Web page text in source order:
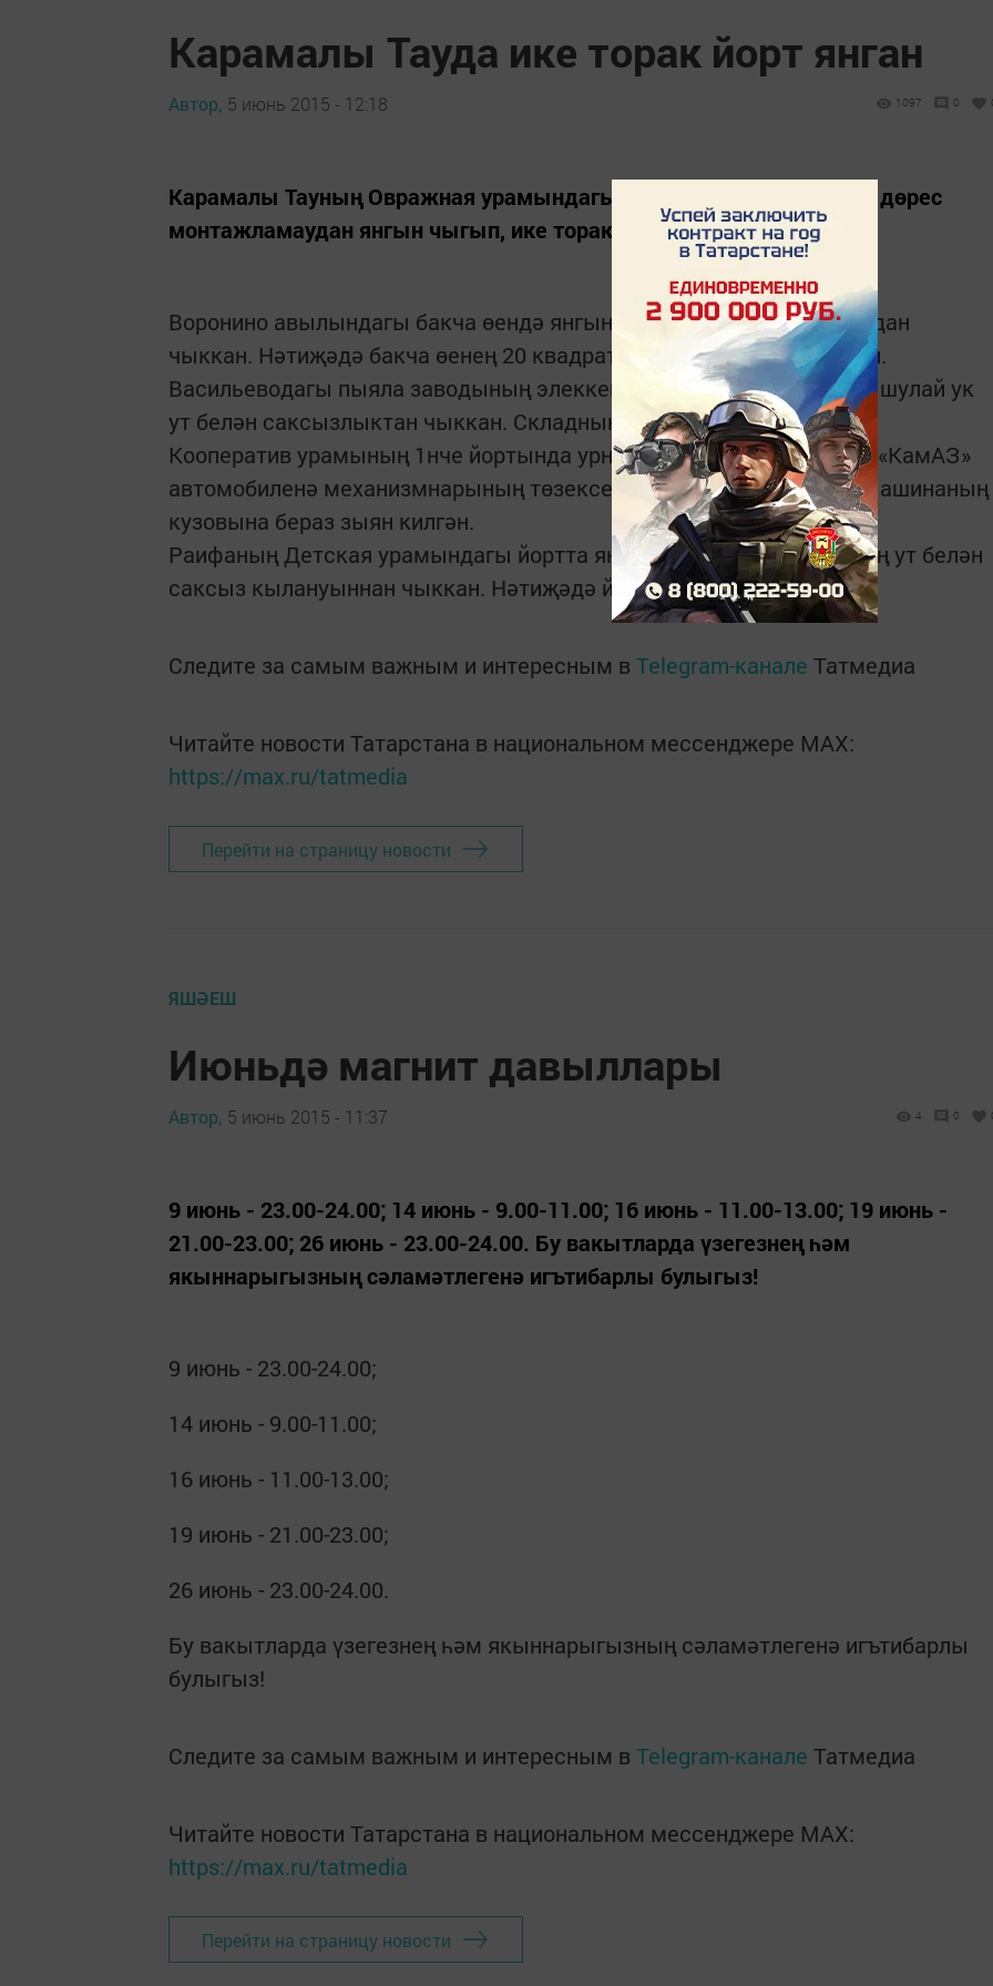
Карамалы Тауда ике торак йорт янган
Автор, 5 июнь 2015 - 12:18 1097 0
Карамалы Тауның Овражная урамындагы йортта электр җиһазын дөрес
монтажламаудан янгын чыгып, ике торак йорт янган.
Воронино авылындагы бакча өендә янгын ут белән саксыз кыланудан
чыккан. Нәтиҗәдә бакча өенең 20 квадрат метрына зыян салынган.
Васильеводагы пыяла заводының элеккеге склад бинасында бәла шулай ук
ут белән саксызлыктан чыккан. Складның түбәсе янган.
Кооператив урамының 1нче йортында урнашкан фанер заводында «КамАЗ»
автомобиленә механизмнарының төзексез булуыннан ут капкан. Машинаның
кузовына бераз зыян килгән.
Раифаның Детская урамындагы йортта янгын билгесез кешеләрнең ут белән
саксыз кылануыннан чыккан. Нәтиҗәдә йорт һәм 9 сарай янган.
Следите за самым важным и интересным в Telegram-канале Татмедиа
Читайте новости Татарстана в национальном мессенджере MАХ:
https://max.ru/tatmedia
Перейти на страницу новости
ЯШӘЕШ
Июньдә магнит давыллары
Автор, 5 июнь 2015 - 11:37 4 0
9 июнь - 23.00-24.00; 14 июнь - 9.00-11.00; 16 июнь - 11.00-13.00; 19 июнь -
21.00-23.00; 26 июнь - 23.00-24.00. Бу вакытларда үзегезнең һәм
якыннарыгызның сәламәтлегенә игътибарлы булыгыз!
9 июнь - 23.00-24.00;
14 июнь - 9.00-11.00;
16 июнь - 11.00-13.00;
19 июнь - 21.00-23.00;
26 июнь - 23.00-24.00.
Бу вакытларда үзегезнең һәм якыннарыгызның сәламәтлегенә игътибарлы
булыгыз!
Следите за самым важным и интересным в Telegram-канале Татмедиа
Читайте новости Татарстана в национальном мессенджере MАХ:
https://max.ru/tatmedia
Перейти на страницу новости